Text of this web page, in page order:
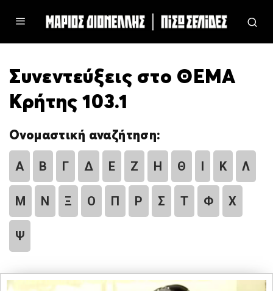
Συνεντεύξεις στο ΘΕΜΑ
Κρήτης 103.1
Ονομαστική αναζήτηση:
Α Β Γ Δ Ε Ζ Η Θ Ι Κ Λ
Μ Ν Ξ Ο Π Ρ Σ Τ Φ Χ
Ψ